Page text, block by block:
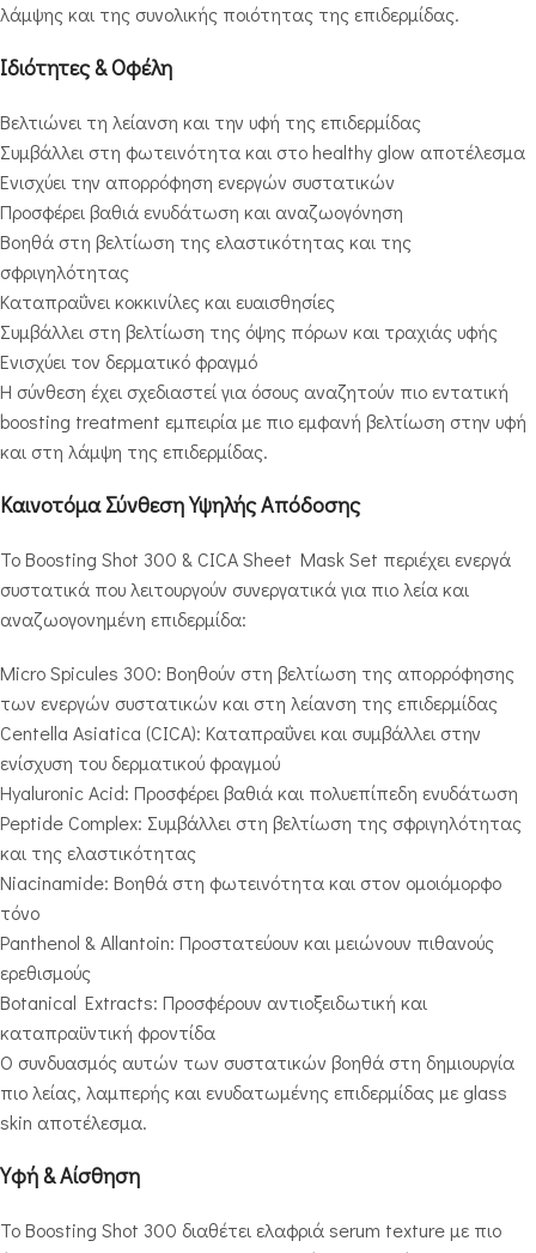
λάμψης και της συνολικής ποιότητας της επιδερμίδας.
Ιδιότητες & Οφέλη
Βελτιώνει τη λείανση και την υφή της επιδερμίδας
Συμβάλλει στη φωτεινότητα και στο healthy glow αποτέλεσμα
Ενισχύει την απορρόφηση ενεργών συστατικών
Προσφέρει βαθιά ενυδάτωση και αναζωογόνηση
Βοηθά στη βελτίωση της ελαστικότητας και της
σφριγηλότητας
Καταπραΰνει κοκκινίλες και ευαισθησίες
Συμβάλλει στη βελτίωση της όψης πόρων και τραχιάς υφής
Ενισχύει τον δερματικό φραγμό
Η σύνθεση έχει σχεδιαστεί για όσους αναζητούν πιο εντατική
boosting treatment εμπειρία με πιο εμφανή βελτίωση στην υφή
και στη λάμψη της επιδερμίδας.
Καινοτόμα Σύνθεση Υψηλής Απόδοσης
Το Boosting Shot 300 & CICA Sheet Mask Set περιέχει ενεργά
συστατικά που λειτουργούν συνεργατικά για πιο λεία και
αναζωογονημένη επιδερμίδα:
Micro Spicules 300: Βοηθούν στη βελτίωση της απορρόφησης
των ενεργών συστατικών και στη λείανση της επιδερμίδας
Centella Asiatica (CICA): Καταπραΰνει και συμβάλλει στην
ενίσχυση του δερματικού φραγμού
Hyaluronic Acid: Προσφέρει βαθιά και πολυεπίπεδη ενυδάτωση
Peptide Complex: Συμβάλλει στη βελτίωση της σφριγηλότητας
και της ελαστικότητας
Niacinamide: Βοηθά στη φωτεινότητα και στον ομοιόμορφο
τόνο
Panthenol & Allantoin: Προστατεύουν και μειώνουν πιθανούς
ερεθισμούς
Botanical Extracts: Προσφέρουν αντιοξειδωτική και
καταπραϋντική φροντίδα
Ο συνδυασμός αυτών των συστατικών βοηθά στη δημιουργία
πιο λείας, λαμπερής και ενυδατωμένης επιδερμίδας με glass
skin αποτέλεσμα.
Υφή & Αίσθηση
Το Boosting Shot 300 διαθέτει ελαφριά serum texture με πιο